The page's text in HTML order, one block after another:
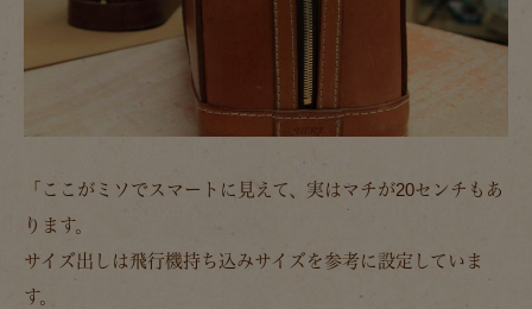
「ここがミソでスマートに見えて、実はマチが20センチもあ
ります。
サイズ出しは飛行機持ち込みサイズを参考に設定していま
す。